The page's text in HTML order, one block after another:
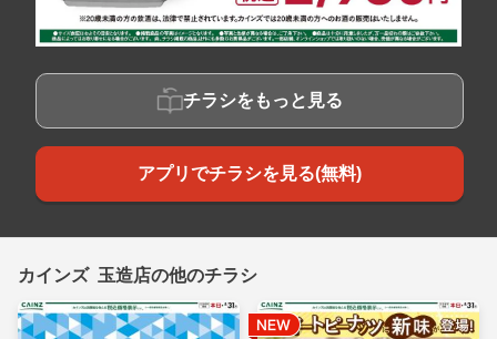
チラシをもっと見る
アプリでチラシを見る(無料)
カインズ 玉造店の他のチラシ